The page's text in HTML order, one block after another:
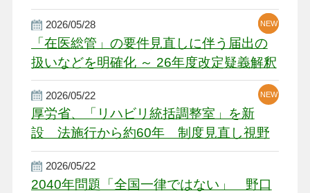
厳しい経営環境に危機感
2026/05/28
「在医総管」の要件見直しに伴う届出の
扱いなどを明確化 ～ 26年度改定疑義解釈
NEW
NEW
2026/05/22
厚労省、「リハビリ統括調整室」を新
設 法施行から約60年 制度見直し視野
NEW
2026/05/22
2040年問題「全国一律ではない」 野口